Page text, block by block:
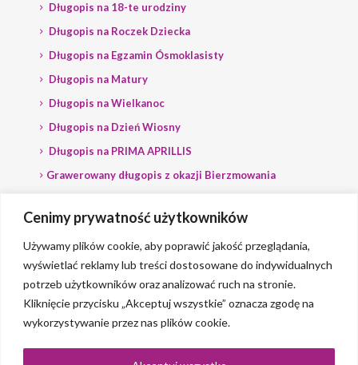
Cenimy prywatność użytkowników
Używamy plików cookie, aby poprawić jakość przeglądania,
wyświetlać reklamy lub treści dostosowane do indywidualnych
potrzeb użytkowników oraz analizować ruch na stronie.
Kliknięcie przycisku „Akceptuj wszystkie” oznacza zgodę na
wykorzystywanie przez nas plików cookie.
Długopis na 18-te urodziny
Długopis na Roczek Dziecka
Długopis na Egzamin Ósmoklasisty
Długopis na Matury
Długopis na Wielkanoc
Długopis na Dzień Wiosny
Długopis na PRIMA APRILLIS
Grawerowany długopis z okazji Bierzmowania
Grawerowany długopis dla Polityka
© 2023 Grawerlik |2QBS